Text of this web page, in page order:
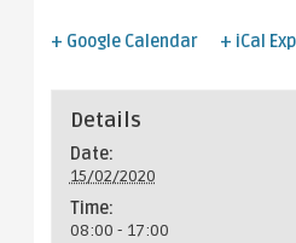
+ Google Calendar + iCal
Details
Date:
15/02/2020
Time:
08:00 - 17:00